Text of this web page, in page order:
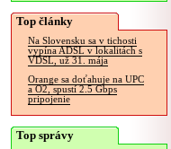
Top články
Na Slovensku sa v tichosti
vypína ADSL v lokalitách s
VDSL, už 31. mája
Orange sa doťahuje na UPC
a O2, spustí 2.5 Gbps
pripojenie
Top správy